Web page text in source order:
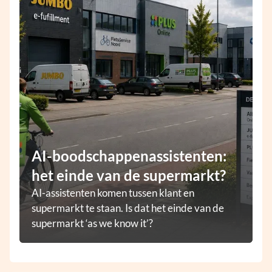
AI-boodschappenassistenten:
het einde van de supermarkt?
AI-assistenten komen tussen klant en
supermarkt te staan. Is dat het einde van de
supermarkt ‘as we know it’?